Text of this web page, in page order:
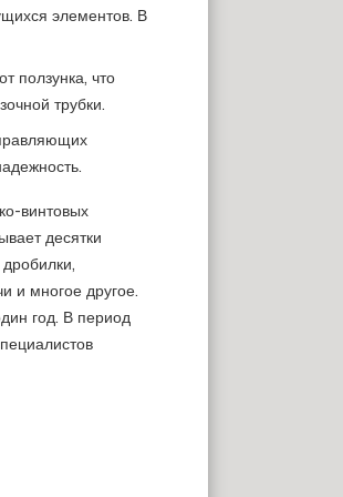
элементов. В
ползунка, что
трубки.
винтовых
десятки
и многое другое.
год. В период